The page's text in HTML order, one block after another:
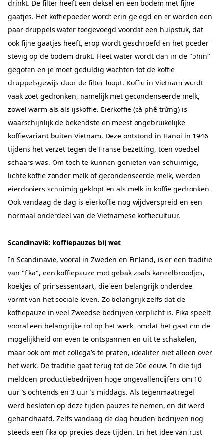
drinkt. De filter heeft een deksel en een bodem met fijne
gaatjes. Het koffiepoeder wordt erin gelegd en er worden een
paar druppels water toegevoegd voordat een hulpstuk, dat
ook fijne gaatjes heeft, erop wordt geschroefd en het poeder
stevig op de bodem drukt. Heet water wordt dan in de "phin"
gegoten en je moet geduldig wachten tot de koffie
druppelsgewijs door de filter loopt. Koffie in Vietnam wordt
vaak zoet gedronken, namelijk met gecondenseerde melk,
zowel warm als als ijskoffie. Eierkoffie (cà phê trứng) is
waarschijnlijk de bekendste en meest ongebruikelijke
koffievariant buiten Vietnam. Deze ontstond in Hanoi in 1946
tijdens het verzet tegen de Franse bezetting, toen voedsel
schaars was. Om toch te kunnen genieten van schuimige,
lichte koffie zonder melk of gecondenseerde melk, werden
eierdooiers schuimig geklopt en als melk in koffie gedronken.
Ook vandaag de dag is eierkoffie nog wijdverspreid en een
normaal onderdeel van de Vietnamese koffiecultuur.
Scandinavië: koffiepauzes bij wet
In Scandinavië, vooral in Zweden en Finland, is er een traditie
van "fika", een koffiepauze met gebak zoals kaneelbroodjes,
koekjes of prinsessentaart, die een belangrijk onderdeel
vormt van het sociale leven. Zo belangrijk zelfs dat de
koffiepauze in veel Zweedse bedrijven verplicht is. Fika speelt
vooral een belangrijke rol op het werk, omdat het gaat om de
mogelijkheid om even te ontspannen en uit te schakelen,
maar ook om met collega’s te praten, idealiter niet alleen over
het werk. De traditie gaat terug tot de 20e eeuw. In die tijd
meldden productiebedrijven hoge ongevallencijfers om 10
uur ’s ochtends en 3 uur ’s middags. Als tegenmaatregel
werd besloten op deze tijden pauzes te nemen, en dit werd
gehandhaafd. Zelfs vandaag de dag houden bedrijven nog
steeds een fika op precies deze tijden. En het idee van rust